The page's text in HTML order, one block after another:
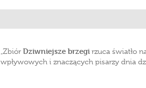
„Zbiór Dziwniejsze brzegi rzuca światło
wpływowych i znaczących pisarzy dnia